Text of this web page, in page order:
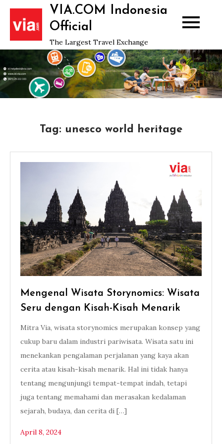
Skip
content
VIA.COM Indonesia
Official
The Largest Travel Exchange
Tag: unesco world heritage
Mengenal Wisata Storynomics: Wisata
Seru dengan Kisah-Kisah Menarik
Mitra Via, wisata storynomics merupakan konsep yang
cukup baru dalam industri pariwisata. Wisata satu ini
menekankan pengalaman perjalanan yang kaya akan
cerita atau kisah-kisah menarik. Hal ini tidak hanya
tentang mengunjungi tempat-tempat indah, tetapi
juga tentang memahami dan merasakan kedalaman
sejarah, budaya, dan cerita di […]
April 8, 2024